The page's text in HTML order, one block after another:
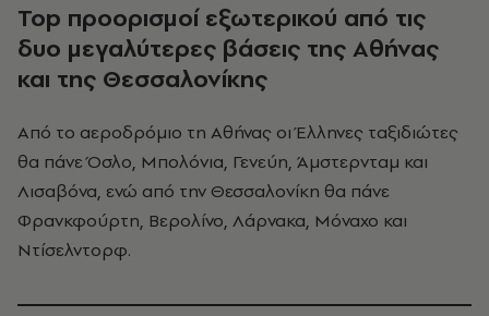
Top προορισμοί εξωτερικού από τις
δυο μεγαλύτερες βάσεις της Αθήνας
και της Θεσσαλονίκης
Από το αεροδρόμιο τη Αθήνας οι Έλληνες ταξιδιώτες
θα πάνε Όσλο, Μπολόνια, Γενεύη, Άμστερνταμ και
Λισαβόνα, ενώ από την Θεσσαλονίκη θα πάνε
Φρανκφούρτη, Βερολίνο, Λάρνακα, Μόναχο και
Ντίσελντορφ.